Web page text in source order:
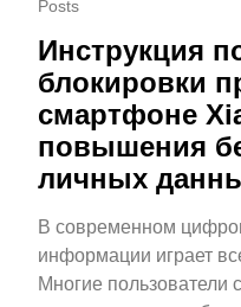
Posts
Инструкция
блокировки
смартфоне
повышения
личных
В современном
информации играет
Многие